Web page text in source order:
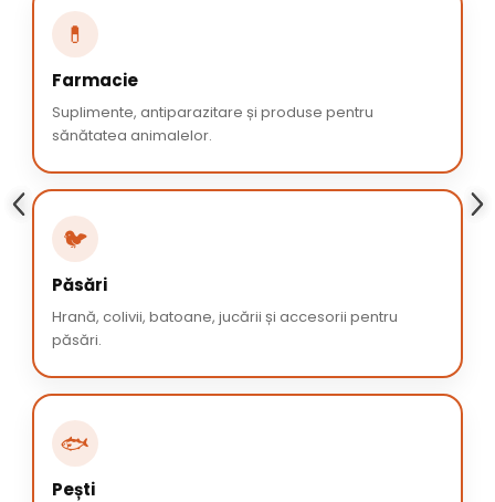
💊
Farmacie
Suplimente, antiparazitare și produse pentru
sănătatea animalelor.
🐦
Păsări
Hrană, colivii, batoane, jucării și accesorii pentru
păsări.
🐟
Pești